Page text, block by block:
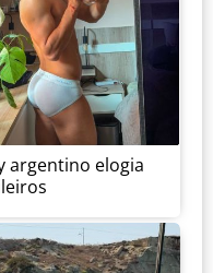
argentino elogia